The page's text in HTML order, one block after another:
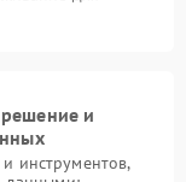
и
инструментов,